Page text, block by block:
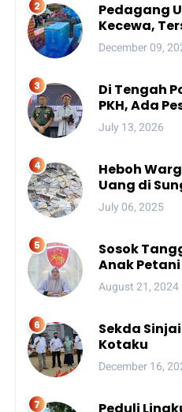
Pedagang
Kecewa,
Besar
December 09,
Di Tengah
PKH, Ada
Ditegaskan
July 13, 2026
Heboh
Uang di
Fenomena
July 06, 2025
Sosok
Anak
Menengah
August 21, 2024
Sekda
Kotaku
December 16,